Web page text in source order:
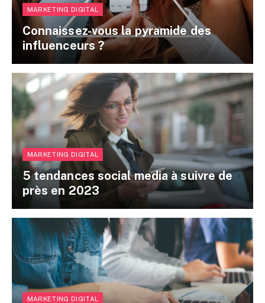
MARKETING DIGITAL
Connaissez-vous la pyramide des
influenceurs ?
MARKETING DIGITAL
5 tendances social media à suivre de
près en 2023
MARKETING DIGITAL